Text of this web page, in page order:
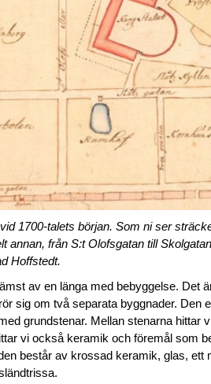
1700-talets början. Som ni ser
annan, från S:t Olofsgatan till
Hoffstedt.
av en länga med bebyggelse. Det
sig om två separata byggnader.
grundstenar. Mellan stenarna
vi också keramik och föremål som
består av krossad keramik, glas, ett